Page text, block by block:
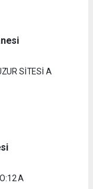
SİTESİ A
A